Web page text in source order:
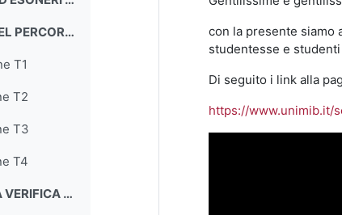
LA VALUTAZIONE DEL PERCORSO DI TIROCINIO
T1
T2
T3
T4
PROCEDURA PER LA VERIFICA DEL CONVENZIONAMENTO DEGLI ISTITUTI SCOLASTICI
con la presente siamo
studentesse e
Di seguito i link alla
https://www.unimib.it/